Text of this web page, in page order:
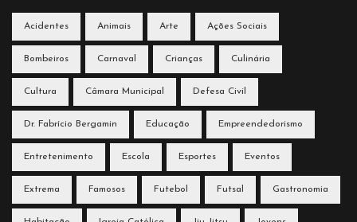
Acidentes Animais Arte Ações Sociais
Bombeiros Carnaval Crianças Culinária
Cultura Câmara Municipal Defesa Civil
Dr. Fabrício Bergamin Educação Empreendedorismo
Entretenimento Escola Esportes Eventos
Extrema Famosos Futebol Futsal Gastronomia